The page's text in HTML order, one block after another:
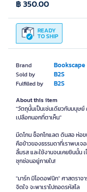
Brand Bookscape
Sold by B2S
Fulfilled by B2S
READY
TO SHIP
฿ 350.00
About this item
"วัตถุนั้นเป็นเช่นเดียวกับมนุษ
เปลือกนอกที่ตาเห็น"
มีดโกน ช็อกโกแลต ดินสอ ห่อ
คือข้าวของธรรมดาที่เราพบเ
ลิ้มรส และใช้งานจนเคยชินนั้น
ซุกซ่อนอยู่ภายใน!
"มาร์ก มิโอดอฟนิก" ศาสตรา
จิตใจ จะพาเราไปถอดรหัสโล